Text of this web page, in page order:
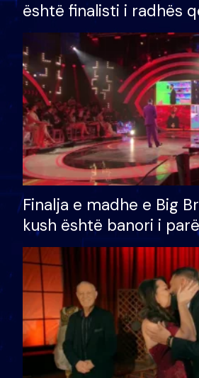
është finalisti i radhës
Finalja e madhe e Big
kush është banori i
shtëpinë dhe humb
të fituar çmimin e